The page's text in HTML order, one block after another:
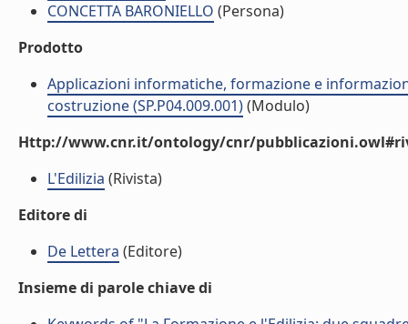
CONCETTA BARONIELLO (Persona)
Prodotto
Applicazioni informatiche, formazione e
costruzione (SP.P04.009.001)(Modulo)
Http://www.cnr.it/ontology/cnr/
L'Edilizia (Rivista)
Editore di
De Lettera (Editore)
Insieme di parole chiave di